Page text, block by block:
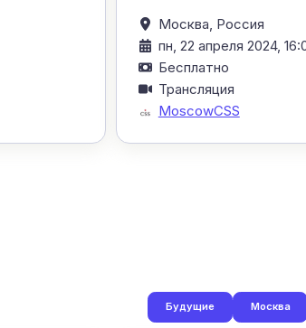
Москва, Россия
пн, 22 апреля 2024,
Бесплатно
Трансляция
MoscowCSS
Будущие Москва